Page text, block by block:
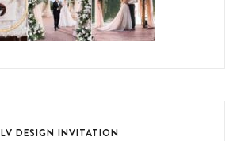
LV DESIGN INVITATION